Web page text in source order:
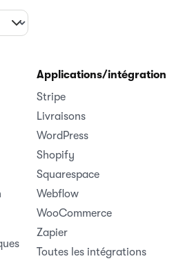
Applications/intégrations
Stripe
Livraisons
WordPress
Shopify
Squarespace
Webflow
WooCommerce
Zapier
Toutes les intégrations